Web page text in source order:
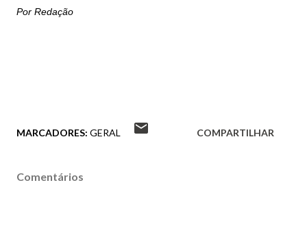
Por Redação
MARCADORES: GERAL COMPARTILHAR
Comentários